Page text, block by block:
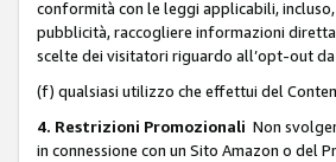
conformità con le leggi applicabili,
pubblicità, raccogliere informazioni
scelte dei visitatori riguardo all’opt-out
(f) qualsiasi utilizzo che effettui del
4. Restrizioni Promozionali Non
in connessione con un Sito Amazon o del